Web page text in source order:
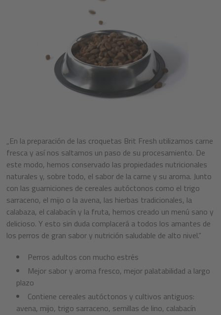
„En la preparación de las croquetas Brit Fresh utilizamos carne
fresca y así nos saltamos un paso de su procesamiento. De
este modo, hemos conservado las propiedades nutricionales
naturales y, sobre todo, el sabor de la carne y su aroma. Junto
con las guarniciones de cereales autóctonos como el trigo
sarraceno, el mijo o la avena, las hierbas tradicionales, la
calabaza, el calabacín y la fruta, hemos creado un menú sano y
delicioso. Y esto sin duda complacerá a todos los amantes de
los perros de gran sabor y nutrición saludable de alto nivel.“
Perros adultos con mucho estrés
Mejor sabor y aroma fresco, mejor palatabilidad a largo
plazo
Contiene cereales autóctonos y cultivos antiguos:
avena, mijo, trigo sarraceno, semillas de lino, calabacín